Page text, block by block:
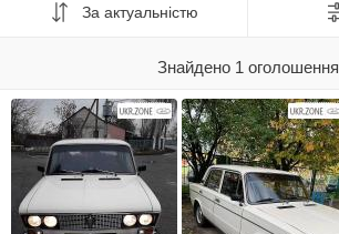
За актуальністю
Знайдено 1 оголошення